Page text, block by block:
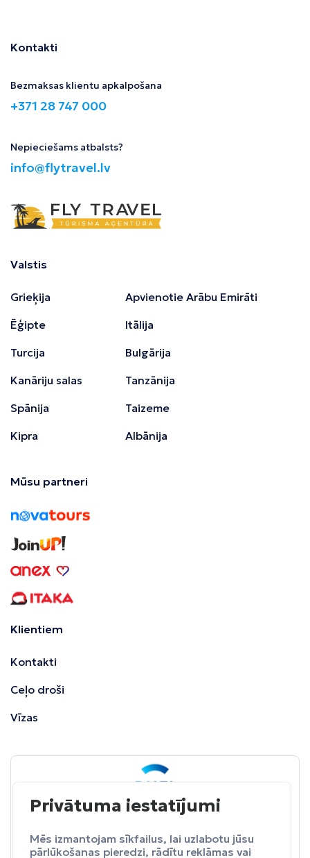
Kontakti
Bezmaksas klientu apkalpošana
+371 28 747 000
Nepieciešams atbalsts?
info@flytravel.lv
Valstis
Grieķija
Ēģipte
Turcija
Kanāriju salas
Spānija
Kipra
Apvienotie Arābu Emirāti
Itālija
Bulgārija
Tanzānija
Taizeme
Albānija
Mūsu partneri
Klientiem
Kontakti
Ceļo droši
Vīzas
BALTA ceļojumu apdrošināšana
Apdrošināt
Privātuma iestatījumi
Mēs izmantojam sīkfailus, lai uzlabotu jūsu
pārlūkošanas pieredzi, rādītu reklāmas vai